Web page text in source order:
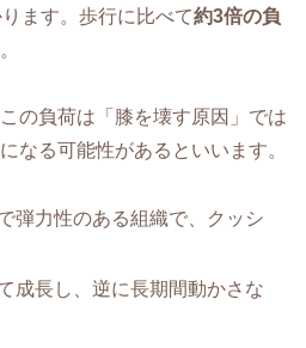
ます。歩行に比べて約3倍の負
の負荷は「膝を壊す原因」では
になる可能性があるといいます。
弾力性のある組織で、クッシ
成長し、逆に長期間動かさな